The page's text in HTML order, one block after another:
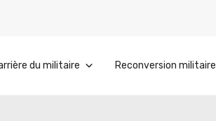
du militaire Reconversion militaire